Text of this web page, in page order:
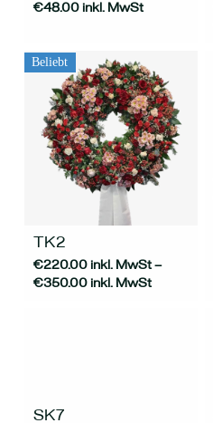
€48.00 inkl. MwSt
Beliebt
mehrere
auf.
Die
TK2
€220.00 inkl. MwSt–
€350.00 inkl. MwSt
SK7